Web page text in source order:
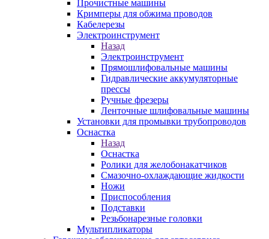
Прочистные машины
Кримперы для обжима проводов
Кабелерезы
Электроинструмент
Назад
Электроинструмент
Прямошлифовальные машины
Гидравлические аккумуляторные
прессы
Ручные фрезеры
Ленточные шлифовальные машины
Установки для промывки трубопроводов
Оснастка
Назад
Оснастка
Ролики для желобонакатчиков
Смазочно-охлаждающие жидкости
Ножи
Приспособления
Подставки
Резьбонарезные головки
Мультипликаторы